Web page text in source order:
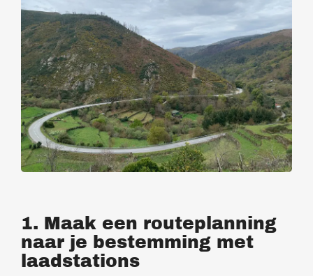
1. Maak een routeplanning
naar je bestemming met
laadstations